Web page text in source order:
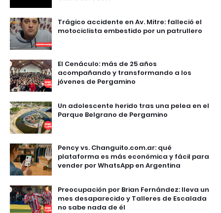
Trágico accidente en Av. Mitre: falleció el
motociclista embestido por un patrullero
El Cenáculo: más de 25 años
acompañando y transformando a los
jóvenes de Pergamino
Un adolescente herido tras una pelea en el
Parque Belgrano de Pergamino
Pency vs. Changuito.com.ar: qué
plataforma es más económica y fácil para
vender por WhatsApp en Argentina
Preocupación por Brian Fernández: lleva un
mes desaparecido y Talleres de Escalada
no sabe nada de él